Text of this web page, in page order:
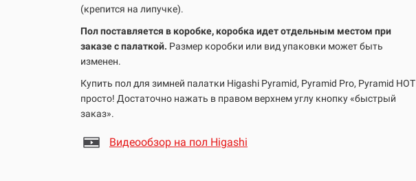
(крепится на липучке).
Пол поставляется в коробке, коробка идет отдельным местом при
заказе с палаткой. Размер коробки или вид упаковки может быть
изменен.
Купить пол для зимней палатки Higashi Pyramid, Pyramid Pro, Pyramid HOT
просто! Достаточно нажать в правом верхнем углу кнопку «быстрый
заказ».
Видеообзор на пол Higashi